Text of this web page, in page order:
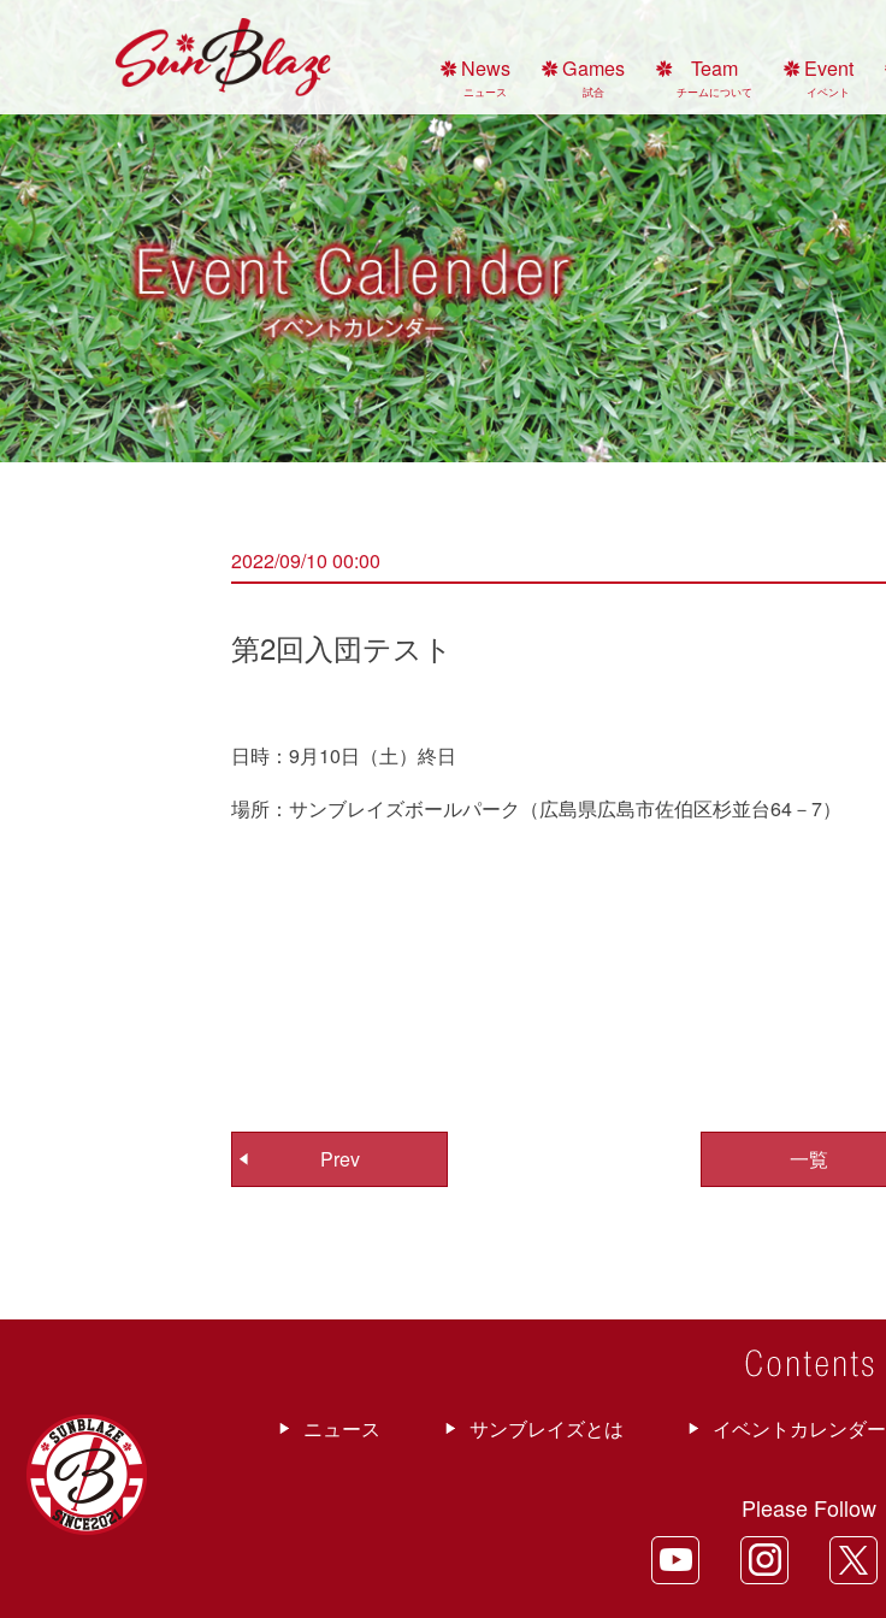
News
ニュース
Games
試合
Team
チームについて
Event
イベント
2022/09/10 00:00
第2回入団テスト
日時：9月10日（土）終日
場所：サンブレイズボールパーク（広島県広島市佐伯区杉並台64－7）
投
稿
ー
Prev 一覧
ニュース サンブレイズとは イベントカレンダー
Please Follow